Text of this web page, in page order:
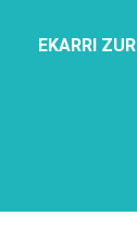
EKARRI